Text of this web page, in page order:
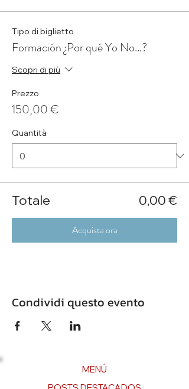
Tipo di biglietto
Formación ¿Por qué Yo No...?
Scopri di più
Prezzo
150,00 €
Quantità
Totale 0,00 €
Acquista ora
Condividi questo evento
MENÚ